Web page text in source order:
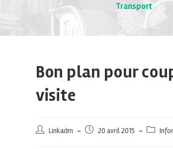
Transport
Bon plan pour
visite
Linkadm 20 avril 2015